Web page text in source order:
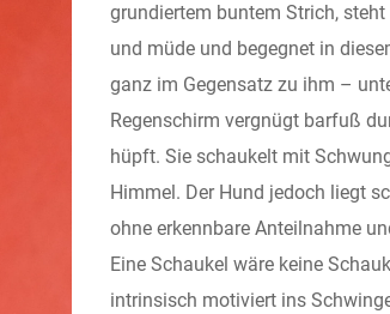
grundiertem buntem Strich,
und müde und begegnet in
ganz im Gegensatz zu ihm –
Regenschirm vergnügt barfuß
hüpft. Sie schaukelt mit
Himmel. Der Hund jedoch liegt
ohne erkennbare Anteilnahme
Eine Schaukel wäre keine
intrinsisch motiviert ins